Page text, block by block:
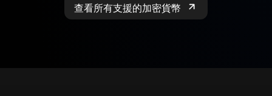
查看所有支援的加密貨幣